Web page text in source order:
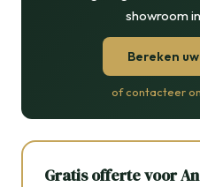
showroom
Bereken
of contacteer
Gratis offerte voor